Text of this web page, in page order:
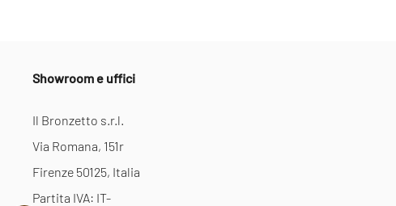
Showroom e uffici
Il Bronzetto s.r.l.
Via Romana, 151r
Firenze 50125, Italia
Partita IVA: IT-